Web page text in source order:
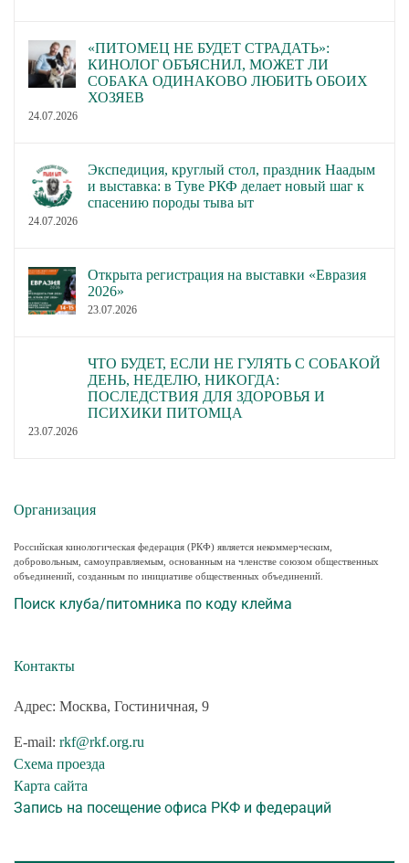
«ПИТОМЕЦ НЕ БУДЕТ СТРАДАТЬ»:
КИНОЛОГ ОБЪЯСНИЛ, МОЖЕТ ЛИ
СОБАКА ОДИНАКОВО ЛЮБИТЬ ОБОИХ
ХОЗЯЕВ
24.07.2026
Экспедиция, круглый стол, праздник Наадым
и выставка: в Туве РКФ делает новый шаг к
спасению породы тыва ыт
24.07.2026
Открыта регистрация на выставки «Евразия
2026»
23.07.2026
ЧТО БУДЕТ, ЕСЛИ НЕ ГУЛЯТЬ С СОБАКОЙ
ДЕНЬ, НЕДЕЛЮ, НИКОГДА:
ПОСЛЕДСТВИЯ ДЛЯ ЗДОРОВЬЯ И
ПСИХИКИ ПИТОМЦА
23.07.2026
Организация
Российская кинологическая федерация (РКФ) является некоммерческим,
добровольным, самоуправляемым, основанным на членстве союзом общественных
объединений, созданным по инициативе общественных объединений.
Поиск клуба/питомника по коду клейма
Контакты
Адрес: Москва, Гостиничная, 9
E-mail: rkf@rkf.org.ru
Схема проезда
Карта сайта
Запись на посещение офиса РКФ и федераций